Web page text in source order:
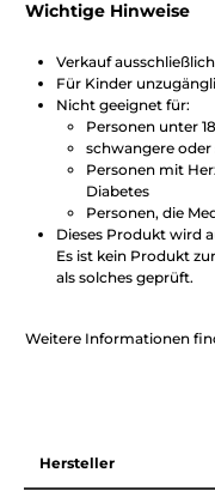
Wichtige Hinweise
Verkauf
Für Kinder
Nicht geeignet für:
Personen unter
schwangere oder
Personen mit
Diabetes
Personen, die
Dieses Produkt wird
Es ist kein Produkt
als solches geprüft.
Weitere Informationen
Hersteller